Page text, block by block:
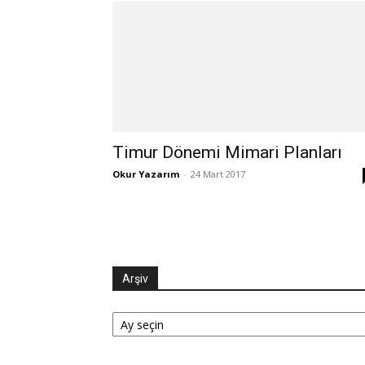
Timur Dönemi Mimari Planları
Okur Yazarım - 24 Mart 2017
Arşiv
Arşiv